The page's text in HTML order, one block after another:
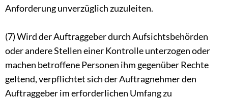
Anforderung unverzüglich zuzuleiten.
(7) Wird der Auftraggeber durch Aufsichtsbehörden
oder andere Stellen einer Kontrolle unterzogen oder
machen betroffene Personen ihm gegenüber Rechte
geltend, verpflichtet sich der Auftragnehmer den
Auftraggeber im erforderlichen Umfang zu